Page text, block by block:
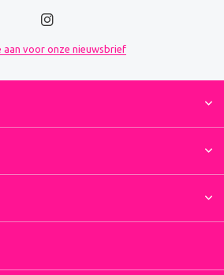
aan voor onze nieuwsbrief